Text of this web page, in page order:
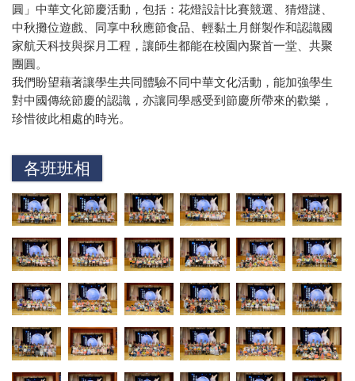
圓」中華文化節慶活動，包括：花燈設計比賽競選、猜燈謎、
中秋攤位遊戲、同享中秋應節食品、輕黏土月餅製作和認識國
家航天科技與探月工程，讓師生都能在校園內聚首一堂、共聚
團圓。
我們盼望藉著讓學生共同體驗不同中華文化活動，能加強學生
對中國傳統節慶的認識，亦讓同學感受到節慶所帶來的歡樂，
珍惜彼此相處的時光。
各班班相